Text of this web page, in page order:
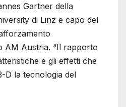
Gartner della
di Linz e capo del
AM Austria. “Il rapporto
e gli effetti che
D la tecnologia del